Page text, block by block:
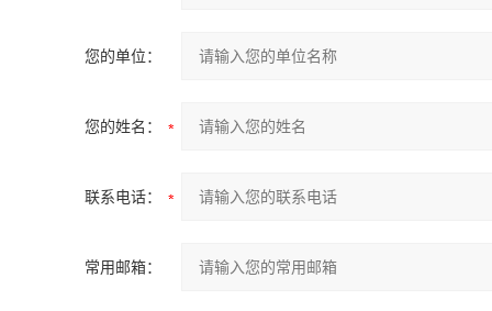
您的单位：
您的姓名：
联系电话：
常用邮箱：